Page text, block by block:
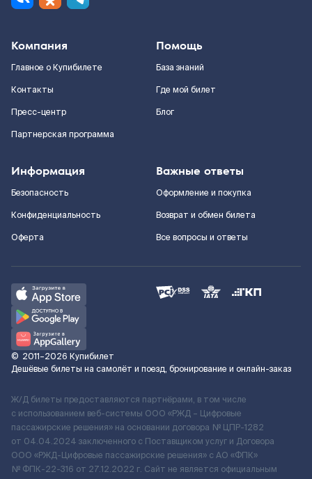
Компания
Главное о Купибилете
Контакты
Пресс-центр
Партнерская программа
Помощь
База знаний
Где мой билет
Блог
Информация
Безопасность
Конфиденциальность
Оферта
Важные ответы
Оформление и покупка
Возврат и обмен билета
Все вопросы и ответы
© 2011–2026 Купибилет
Дешёвые билеты на самолёт и поезд, бронирование и онлайн-заказ
Ж/Д билеты предоставляются партнёрами, в том числе
с использованием веб-системы ООО «РЖД – Цифровые
пассажирские решения» на основании договора № ЦПР-1282
от 04.04.2024 заключенного с Поставщиком услуг и Договора
ООО «РЖД-Цифровые пассажирские решения» c АО «ФПК»
№ ФПК-22-316 от 27.12.2022 г. Сайт не является официальным